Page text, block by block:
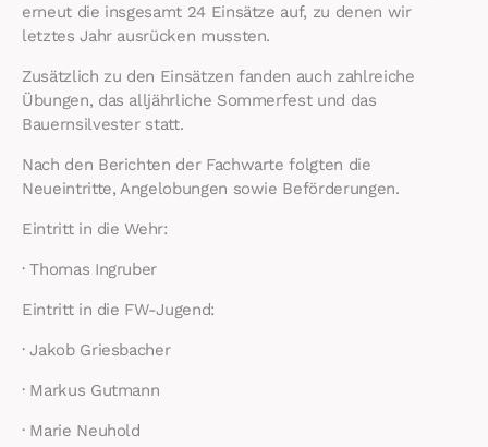
erneut die insgesamt 24 Einsätze auf, zu denen wir
letztes Jahr ausrücken mussten.
Zusätzlich zu den Einsätzen fanden auch zahlreiche
Übungen, das alljährliche Sommerfest und das
Bauernsilvester statt.
Nach den Berichten der Fachwarte folgten die
Neueintritte, Angelobungen sowie Beförderungen.
Eintritt in die Wehr:
· Thomas Ingruber
Eintritt in die FW-Jugend:
· Jakob Griesbacher
· Markus Gutmann
· Marie Neuhold